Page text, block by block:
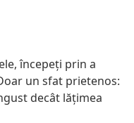
începeți prin a
un sfat prietenos:
decât lățimea